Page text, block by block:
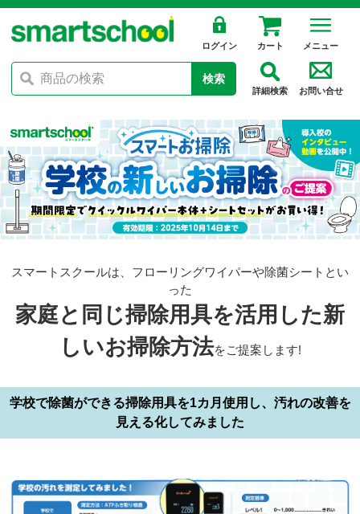
ログイン カート メニュー
検索
詳細検索 お問い合せ
スマートスクールは、フローリングワイパーや除菌シートとい
った
家庭と同じ掃除用具を活用した新
しいお掃除方法をご提案します!
学校で除菌ができる掃除用具を1カ月使用し、汚れの改善を
見える化してみました